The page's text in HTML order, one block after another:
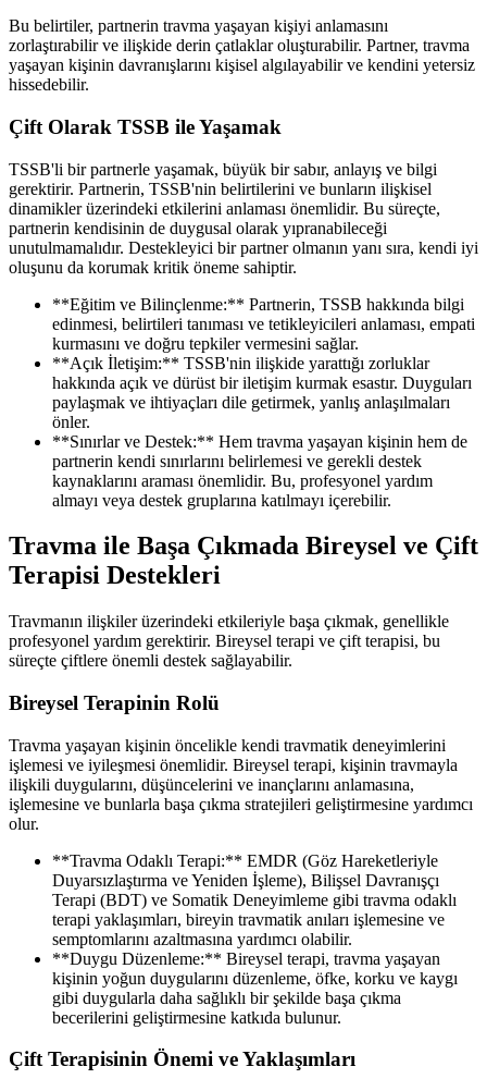
Bu belirtiler, partnerin travma yaşayan kişiyi anlamasını
zorlaştırabilir ve ilişkide derin çatlaklar oluşturabilir. Partner, travma
yaşayan kişinin davranışlarını kişisel algılayabilir ve kendini yetersiz
hissedebilir.
Çift Olarak TSSB ile Yaşamak
TSSB'li bir partnerle yaşamak, büyük bir sabır, anlayış ve bilgi
gerektirir. Partnerin, TSSB'nin belirtilerini ve bunların ilişkisel
dinamikler üzerindeki etkilerini anlaması önemlidir. Bu süreçte,
partnerin kendisinin de duygusal olarak yıpranabileceği
unutulmamalıdır. Destekleyici bir partner olmanın yanı sıra, kendi iyi
oluşunu da korumak kritik öneme sahiptir.
**Eğitim ve Bilinçlenme:** Partnerin, TSSB hakkında bilgi
edinmesi, belirtileri tanıması ve tetikleyicileri anlaması, empati
kurmasını ve doğru tepkiler vermesini sağlar.
**Açık İletişim:** TSSB'nin ilişkide yarattığı zorluklar
hakkında açık ve dürüst bir iletişim kurmak esastır. Duyguları
paylaşmak ve ihtiyaçları dile getirmek, yanlış anlaşılmaları
önler.
**Sınırlar ve Destek:** Hem travma yaşayan kişinin hem de
partnerin kendi sınırlarını belirlemesi ve gerekli destek
kaynaklarını araması önemlidir. Bu, profesyonel yardım
almayı veya destek gruplarına katılmayı içerebilir.
Travma ile Başa Çıkmada Bireysel ve Çift
Terapisi Destekleri
Travmanın ilişkiler üzerindeki etkileriyle başa çıkmak, genellikle
profesyonel yardım gerektirir. Bireysel terapi ve çift terapisi, bu
süreçte çiftlere önemli destek sağlayabilir.
Bireysel Terapinin Rolü
Travma yaşayan kişinin öncelikle kendi travmatik deneyimlerini
işlemesi ve iyileşmesi önemlidir. Bireysel terapi, kişinin travmayla
ilişkili duygularını, düşüncelerini ve inançlarını anlamasına,
işlemesine ve bunlarla başa çıkma stratejileri geliştirmesine yardımcı
olur.
**Travma Odaklı Terapi:** EMDR (Göz Hareketleriyle
Duyarsızlaştırma ve Yeniden İşleme), Bilişsel Davranışçı
Terapi (BDT) ve Somatik Deneyimleme gibi travma odaklı
terapi yaklaşımları, bireyin travmatik anıları işlemesine ve
semptomlarını azaltmasına yardımcı olabilir.
**Duygu Düzenleme:** Bireysel terapi, travma yaşayan
kişinin yoğun duygularını düzenleme, öfke, korku ve kaygı
gibi duygularla daha sağlıklı bir şekilde başa çıkma
becerilerini geliştirmesine katkıda bulunur.
Çift Terapisinin Önemi ve Yaklaşımları